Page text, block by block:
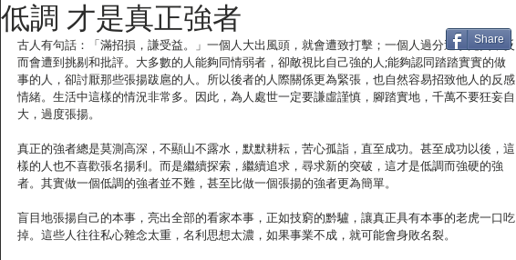
低調 才是真正強者
古人有句話：「滿招損，謙受益。」一個人大出風頭，就會遭致打擊；一個人過分追求完美，反
而會遭到挑剔和批評。大多數的人能夠同情弱者，卻敵視比自己強的人;能夠認同踏踏實實的做
事的人，卻討厭那些張揚跋扈的人。所以後者的人際關係更為緊張，也自然容易招致他人的反感
情緒。生活中這樣的情況非常多。因此，為人處世一定要謙虛謹慎，腳踏實地，千萬不要狂妄自
大，過度張揚。
真正的強者總是莫測高深，不顯山不露水，默默耕耘，苦心孤詣，直至成功。甚至成功以後，這
樣的人也不喜歡張名揚利。而是繼續探索，繼續追求，尋求新的突破，這才是低調而強硬的強
者。其實做一個低調的強者並不難，甚至比做一個張揚的強者更為簡單。
盲目地張揚自己的本事，亮出全部的看家本事，正如技窮的黔驢，讓真正具有本事的老虎一口吃
掉。這些人往往私心雜念太重，名利思想太濃，如果事業不成，就可能會身敗名裂。
Share